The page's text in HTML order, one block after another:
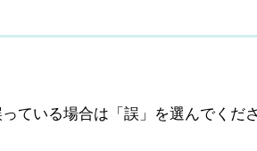
ている場合は「誤」を選んでくださ